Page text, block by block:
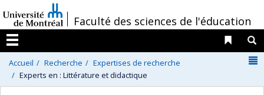
au
contenu
/Faculté des sciences de l'éducation
Menu
Liens
Accueil Recherche
Expertises de recherche
Experts en : Littérature et didactique